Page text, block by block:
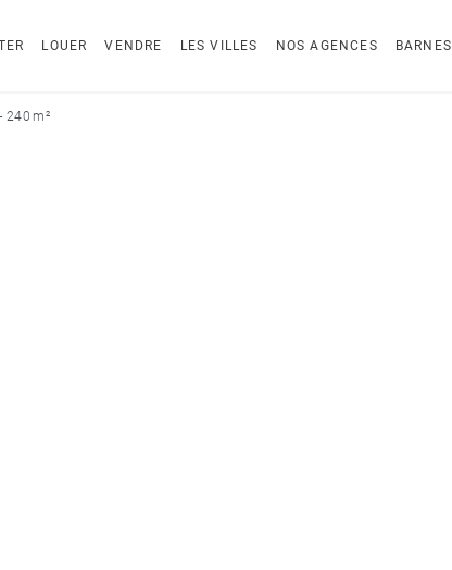
LOUER VENDRE LES VILLES NOS AGENCES BARNES
240 m²